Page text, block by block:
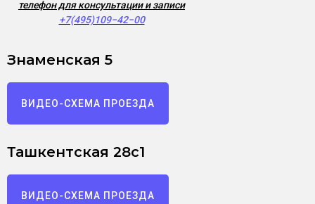
телефон для консультации и записи
+7(495)109−42−00
Знаменская 5
ВИДЕО-СХЕМА ПРОЕЗДА
Ташкентская 28с1
ВИДЕО-СХЕМА ПРОЕЗДА